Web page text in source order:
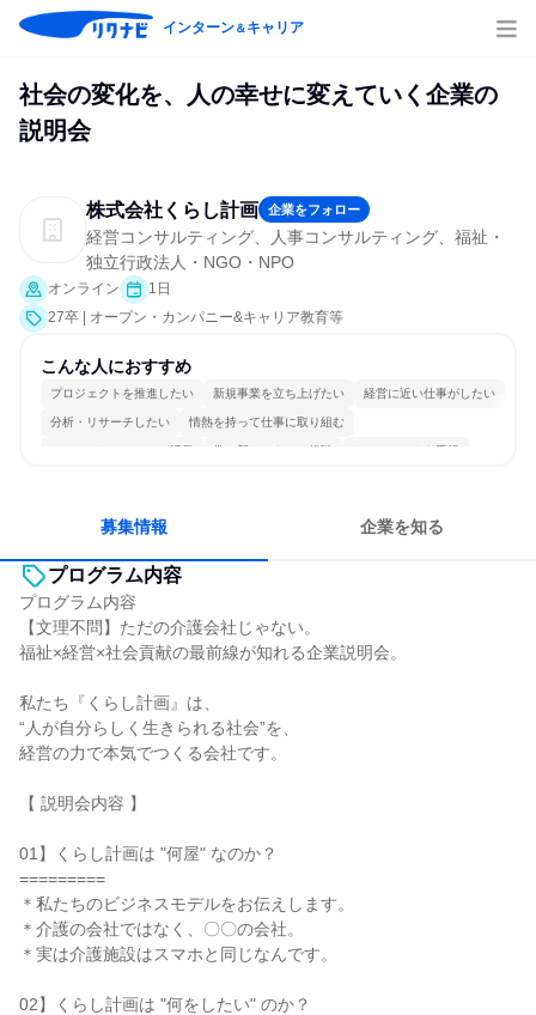
インターン＆キャリア
社会の変化を、人の幸せに変えていく企業の
説明会
株式会社くらし計画 企業をフォロー
経営コンサルティング、人事コンサルティング、福祉・
独立行政法人・NGO・NPO
オンライン
1日
27卒 | オープン・カンパニー&キャリア教育等
こんな人におすすめ
プロジェクトを推進したい 新規事業を立ち上げたい 経営に近い仕事がしたい
分析・リサーチしたい 情熱を持って仕事に取り組む
コミュニケーションが活発 常に新しいものに挑戦 チームワークを重視
募集情報 企業を知る
プログラム内容
プログラム内容
【文理不問】ただの介護会社じゃない。
福祉×経営×社会貢献の最前線が知れる企業説明会。
私たち『くらし計画』は、
“人が自分らしく生きられる社会”を、
経営の力で本気でつくる会社です。
【 説明会内容 】
01】くらし計画は "何屋" なのか？
=========
＊私たちのビジネスモデルをお伝えします。
＊介護の会社ではなく、〇〇の会社。
＊実は介護施設はスマホと同じなんです。
02】くらし計画は "何をしたい" のか？